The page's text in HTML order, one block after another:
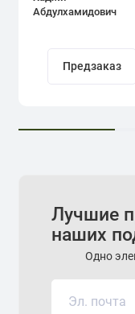
Абдулхамидович
Предзаказ
Лучшие
наших
Одно